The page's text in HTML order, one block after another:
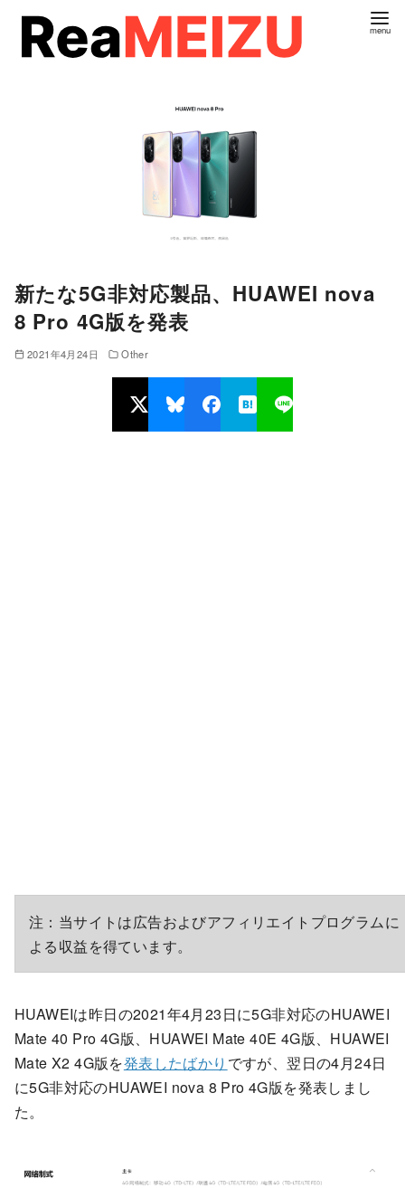
新たな5G非対応製品、HUAWEI nova
8 Pro 4G版を発表
2021年4月24日 Other
注：当サイトは広告およびアフィリエイトプログラムに
よる収益を得ています。
HUAWEIは昨日の2021年4月23日に5G非対応のHUAWEI
Mate 40 Pro 4G版、HUAWEI Mate 40E 4G版、HUAWEI
Mate X2 4G版を発表したばかり ですが、翌日の4月24日
に5G非対応のHUAWEI nova 8 Pro 4G版を発表しまし
た。